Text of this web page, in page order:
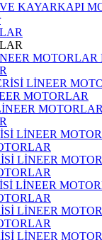
KAYARKAPI
MOTORLAR